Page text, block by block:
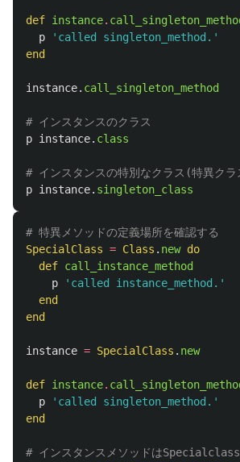
def instance.
p
'called singleton_method.'
end
instance. call_singleton_method
# インスタンスのクラス
p instance. class
# インスタンスの特別なクラス(特異クラ
p instance. singleton_class
# 特異メソッドの定義場所を確認する
SpecialClass = Class . new do
def call_instance_method
p
'called instance_method.'
end
end
instance = SpecialClass . new
def instance.
p
'called singleton_method.'
end
# インスタンスメソッドはSpecialclass